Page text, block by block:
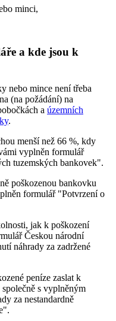
minci,
a kde jsou k
nebo mince není třeba
(na požádání) na
a územních
.
menší než 66 %, kdy
vyplněn formulář
tuzemských bankovek".
poškozenou bankovku
formulář "Potvrzení o
jak k poškození
Českou národní
náhrady za zadržené
peníze zaslat k
s vyplněným
za nestandardně